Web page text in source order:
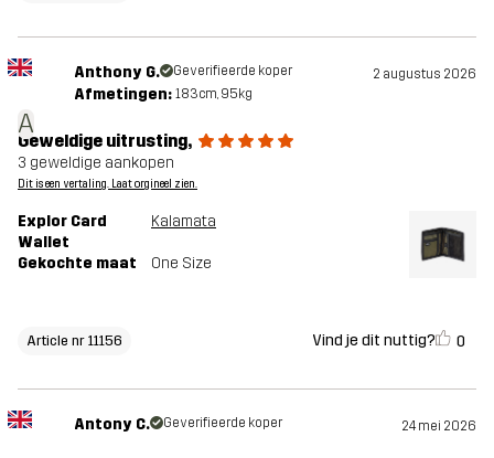
A
Anthony G. Geverifieerde koper 2 augustus 2026
Afmetingen: 183cm, 95kg
Geweldige uitrusting,
3 geweldige aankopen
Dit is een vertaling. Laat orgineel zien.
Explor Card
Wallet
Kalamata
Gekochte maat One Size
Article nr 11156 Vind je dit nuttig? 0
Antony C. Geverifieerde koper 24 mei 2026